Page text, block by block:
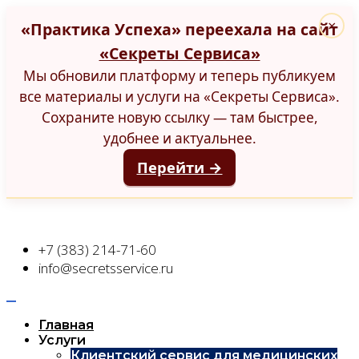
«Практика Успеха» переехала на сайт
«Секреты Сервиса»
Мы обновили платформу и теперь публикуем
все материалы и услуги на «Секреты Сервиса».
Сохраните новую ссылку — там быстрее,
удобнее и актуальнее.
Перейти →
×
+7 (383) 214-71-60
info@secretsservice.ru
Главная
Услуги
Клиентский сервис для медицинских